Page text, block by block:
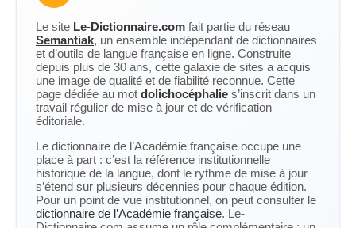
Le site Le-Dictionnaire.com fait partie du réseau
Semantiak, un ensemble indépendant de dictionnaires
et d’outils de langue française en ligne. Construite
depuis plus de 30 ans, cette galaxie de sites a acquis
une image de qualité et de fiabilité reconnue. Cette
page dédiée au mot dolichocéphalie s’inscrit dans un
travail régulier de mise à jour et de vérification
éditoriale.
Le dictionnaire de l’Académie française occupe une
place à part : c’est la référence institutionnelle
historique de la langue, dont le rythme de mise à jour
s’étend sur plusieurs décennies pour chaque édition.
Pour un point de vue institutionnel, on peut consulter le
dictionnaire de l’Académie française. Le-